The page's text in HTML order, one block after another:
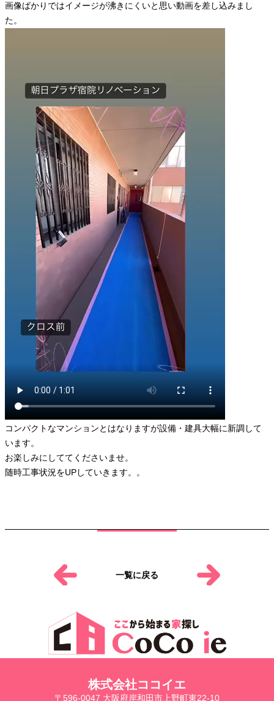
画像ばかりではイメージが沸きにくいと思い動画を差し込みまし
た。
コンパクトなマンションとはなりますが設備・建具大幅に新調して
います。
お楽しみにしててくださいませ。
随時工事状況をUPしていきます。。
一覧に戻る
株式会社ココイエ
〒596-0047 大阪府岸和田市上野町東22-10